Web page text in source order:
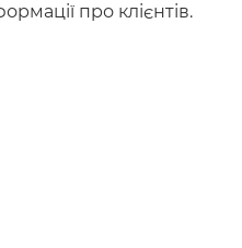
про клієнтів.